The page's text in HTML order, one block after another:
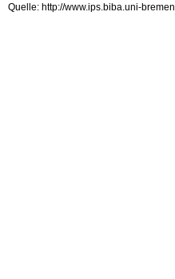
Quelle: http://www.ips.biba.uni-